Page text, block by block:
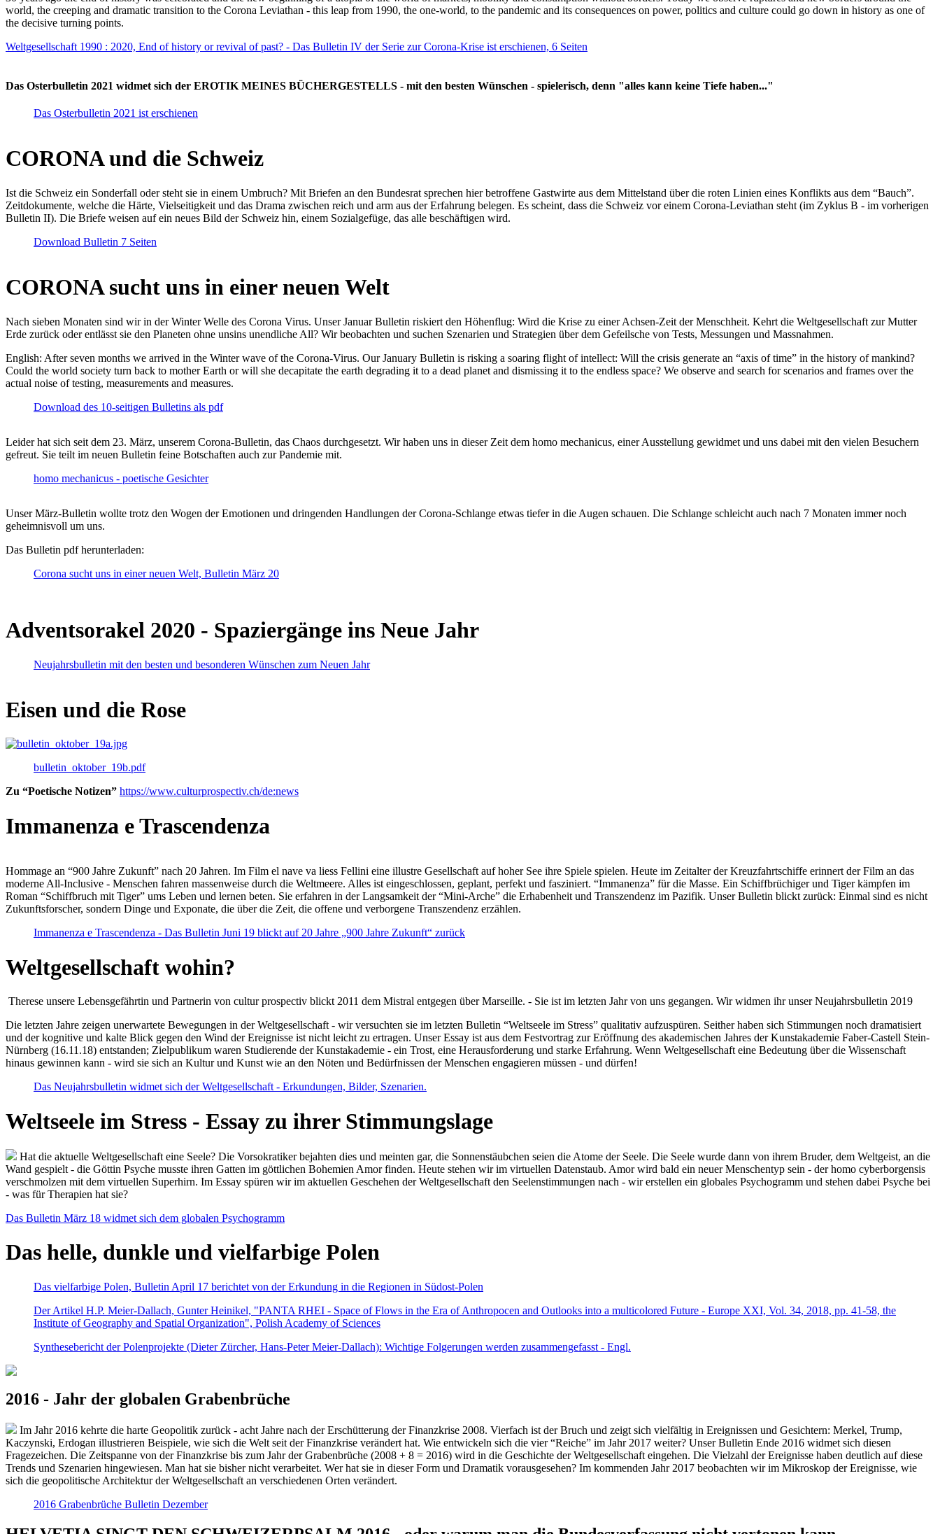
world, the creeping and dramatic transition to the Corona Leviathan - this leap from 1990, the one-world, to the pandemic and its consequences on power, politics and culture could go down in history as one of
the decisive turning points.
Weltgesellschaft 1990 : 2020, End of history or revival of past? - Das Bulletin IV der Serie zur Corona-Krise ist erschienen, 6 Seiten
Das Osterbulletin 2021 widmet sich der EROTIK MEINES BÜCHERGESTELLS - mit den besten Wünschen - spielerisch, denn "alles kann keine Tiefe haben..."
Das Osterbulletin 2021 ist erschienen
CORONA und die Schweiz
Ist die Schweiz ein Sonderfall oder steht sie in einem Umbruch? Mit Briefen an den Bundesrat sprechen hier betroffene Gastwirte aus dem Mittelstand über die roten Linien eines Konflikts aus dem “Bauch”.
Zeitdokumente, welche die Härte, Vielseitigkeit und das Drama zwischen reich und arm aus der Erfahrung belegen. Es scheint, dass die Schweiz vor einem Corona-Leviathan steht (im Zyklus B - im vorherigen
Bulletin II). Die Briefe weisen auf ein neues Bild der Schweiz hin, einem Sozialgefüge, das alle beschäftigen wird.
Download Bulletin 7 Seiten
CORONA sucht uns in einer neuen Welt
Nach sieben Monaten sind wir in der Winter Welle des Corona Virus. Unser Januar Bulletin riskiert den Höhenflug: Wird die Krise zu einer Achsen-Zeit der Menschheit. Kehrt die Weltgesellschaft zur Mutter
Erde zurück oder entlässt sie den Planeten ohne unsins unendliche All? Wir beobachten und suchen Szenarien und Strategien über dem Gefeilsche von Tests, Messungen und Massnahmen.
English: After seven months we arrived in the Winter wave of the Corona-Virus. Our January Bulletin is risking a soaring flight of intellect: Will the crisis generate an “axis of time” in the history of mankind?
Could the world society turn back to mother Earth or will she decapitate the earth degrading it to a dead planet and dismissing it to the endless space? We observe and search for scenarios and frames over the
actual noise of testing, measurements and measures.
Download des 10-seitigen Bulletins als pdf
Leider hat sich seit dem 23. März, unserem Corona-Bulletin, das Chaos durchgesetzt. Wir haben uns in dieser Zeit dem homo mechanicus, einer Ausstellung gewidmet und uns dabei mit den vielen Besuchern
gefreut. Sie teilt im neuen Bulletin feine Botschaften auch zur Pandemie mit.
homo mechanicus - poetische Gesichter
Unser März-Bulletin wollte trotz den Wogen der Emotionen und dringenden Handlungen der Corona-Schlange etwas tiefer in die Augen schauen. Die Schlange schleicht auch nach 7 Monaten immer noch
geheimnisvoll um uns.
Das Bulletin pdf herunterladen:
Corona sucht uns in einer neuen Welt, Bulletin März 20
Adventsorakel 2020 - Spaziergänge ins Neue Jahr
Neujahrsbulletin mit den besten und besonderen Wünschen zum Neuen Jahr
Eisen und die Rose
bulletin_oktober_19b.pdf
Zu “Poetische Notizen” https://www.culturprospectiv.ch/de:news
Immanenza e Trascendenza
Hommage an “900 Jahre Zukunft” nach 20 Jahren. Im Film el nave va liess Fellini eine illustre Gesellschaft auf hoher See ihre Spiele spielen. Heute im Zeitalter der Kreuzfahrtschiffe erinnert der Film an das
moderne All-Inclusive - Menschen fahren massenweise durch die Weltmeere. Alles ist eingeschlossen, geplant, perfekt und fasziniert. “Immanenza” für die Masse. Ein Schiffbrüchiger und Tiger kämpfen im
Roman “Schiffbruch mit Tiger” ums Leben und lernen beten. Sie erfahren in der Langsamkeit der “Mini-Arche” die Erhabenheit und Transzendenz im Pazifik. Unser Bulletin blickt zurück: Einmal sind es nicht
Zukunftsforscher, sondern Dinge und Exponate, die über die Zeit, die offene und verborgene Transzendenz erzählen.
Immanenza e Trascendenza - Das Bulletin Juni 19 blickt auf 20 Jahre „900 Jahre Zukunft“ zurück
Weltgesellschaft wohin?
Therese unsere Lebensgefährtin und Partnerin von cultur prospectiv blickt 2011 dem Mistral entgegen über Marseille. - Sie ist im letzten Jahr von uns gegangen. Wir widmen ihr unser Neujahrsbulletin 2019
Die letzten Jahre zeigen unerwartete Bewegungen in der Weltgesellschaft - wir versuchten sie im letzten Bulletin “Weltseele im Stress” qualitativ aufzuspüren. Seither haben sich Stimmungen noch dramatisiert
und der kognitive und kalte Blick gegen den Wind der Ereignisse ist nicht leicht zu ertragen. Unser Essay ist aus dem Festvortrag zur Eröffnung des akademischen Jahres der Kunstakademie Faber-Castell Stein-
Nürnberg (16.11.18) entstanden; Zielpublikum waren Studierende der Kunstakademie - ein Trost, eine Herausforderung und starke Erfahrung. Wenn Weltgesellschaft eine Bedeutung über die Wissenschaft
hinaus gewinnen kann - wird sie sich an Kultur und Kunst wie an den Nöten und Bedürfnissen der Menschen engagieren müssen - und dürfen!
Das Neujahrsbulletin widmet sich der Weltgesellschaft - Erkundungen, Bilder, Szenarien.
Weltseele im Stress - Essay zu ihrer Stimmungslage
Hat die aktuelle Weltgesellschaft eine Seele? Die Vorsokratiker bejahten dies und meinten gar, die Sonnenstäubchen seien die Atome der Seele. Die Seele wurde dann von ihrem Bruder, dem Weltgeist, an die
Wand gespielt - die Göttin Psyche musste ihren Gatten im göttlichen Bohemien Amor finden. Heute stehen wir im virtuellen Datenstaub. Amor wird bald ein neuer Menschentyp sein - der homo cyberborgensis
verschmolzen mit dem virtuellen Superhirn. Im Essay spüren wir im aktuellen Geschehen der Weltgesellschaft den Seelenstimmungen nach - wir erstellen ein globales Psychogramm und stehen dabei Psyche bei
- was für Therapien hat sie?
Das Bulletin März 18 widmet sich dem globalen Psychogramm
Das helle, dunkle und vielfarbige Polen
Das vielfarbige Polen, Bulletin April 17 berichtet von der Erkundung in die Regionen in Südost-Polen
Der Artikel H.P. Meier-Dallach, Gunter Heinikel, "PANTA RHEI - Space of Flows in the Era of Anthropocen and Outlooks into a multicolored Future - Europe XXI, Vol. 34, 2018, pp. 41-58, the
Institute of Geography and Spatial Organization", Polish Academy of Sciences
Synthesebericht der Polenprojekte (Dieter Zürcher, Hans-Peter Meier-Dallach): Wichtige Folgerungen werden zusammengefasst - Engl.
2016 - Jahr der globalen Grabenbrüche
Im Jahr 2016 kehrte die harte Geopolitik zurück - acht Jahre nach der Erschütterung der Finanzkrise 2008. Vierfach ist der Bruch und zeigt sich vielfältig in Ereignissen und Gesichtern: Merkel, Trump,
Kaczynski, Erdogan illustrieren Beispiele, wie sich die Welt seit der Finanzkrise verändert hat. Wie entwickeln sich die vier “Reiche” im Jahr 2017 weiter? Unser Bulletin Ende 2016 widmet sich diesen
Fragezeichen. Die Zeitspanne von der Finanzkrise bis zum Jahr der Grabenbrüche (2008 + 8 = 2016) wird in die Geschichte der Weltgesellschaft eingehen. Die Vielzahl der Ereignisse haben deutlich auf diese
Trends und Szenarien hingewiesen. Man hat sie bisher nicht verarbeitet. Wer hat sie in dieser Form und Dramatik vorausgesehen? Im kommenden Jahr 2017 beobachten wir im Mikroskop der Ereignisse, wie
sich die geopolitische Architektur der Weltgesellschaft an verschiedenen Orten verändert.
2016 Grabenbrüche Bulletin Dezember